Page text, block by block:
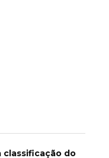
classificação do